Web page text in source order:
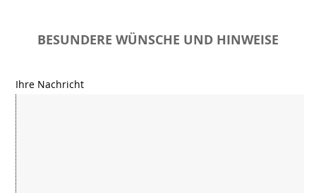
BESUNDERE WÜNSCHE UND HINWEISE
Ihre Nachricht